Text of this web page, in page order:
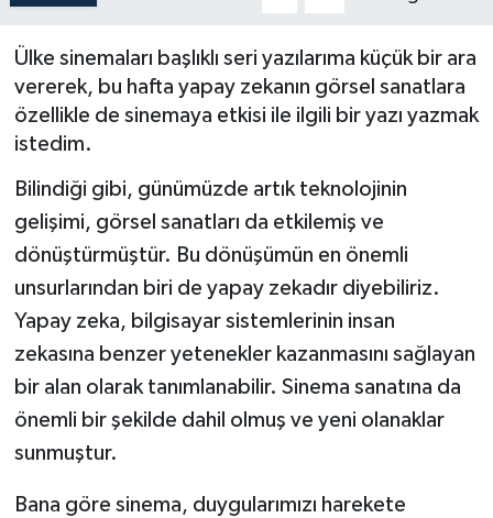
Ülke sinemaları başlıklı seri yazılarıma küçük bir ara
vererek, bu hafta yapay zekanın görsel sanatlara
özellikle de sinemaya etkisi ile ilgili bir yazı yazmak
istedim.
Bilindiği gibi, günümüzde artık teknolojinin
gelişimi, görsel sanatları da etkilemiş ve
dönüştürmüştür. Bu dönüşümün en önemli
unsurlarından biri de yapay zekadır diyebiliriz.
Yapay zeka, bilgisayar sistemlerinin insan
zekasına benzer yetenekler kazanmasını sağlayan
bir alan olarak tanımlanabilir. Sinema sanatına da
önemli bir şekilde dahil olmuş ve yeni olanaklar
sunmuştur.
Bana göre sinema, duygularımızı harekete